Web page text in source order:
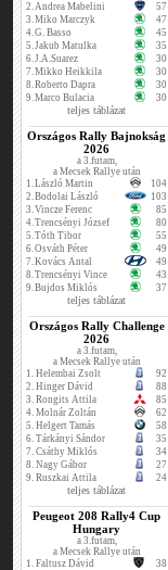
2.Andrea Mabelini
57
3.Miko Marczyk
47
4.G. Basso
45
5.Jakub Matulka
35
6.J.A.Suarez
30
7.Mikko Heikkila
30
8.Roberto Dapra
30
9.Marco Bulacia 30
teljes táblázat
Országos Rally Bajnokság
2026
a 3.futam,
a Mecsek Rallye után
1.László Martin
104
2.Bodolai László
103
3.Vincze Ferenc
85
4.Trencsényi József
80
5.Tóth Tibor
55
6.Osváth Péter
49
7.Kovács Antal
49
8.Trencsényi Vince
43
9.Bujdos Miklós 37
teljes táblázat
Országos Rally Challenge
2026
a 3.futam,
a Mecsek Rallye után
1. Helembai Zsolt
92
2. Hinger Dávid
88
3. Rongits Attila
85
4. Molnár Zoltán
62
5. Helgert Tamás
58
6. Tárkányi Sándor
35
7. Csáthy Miklós
34
8. Nagy Gábor
27
9. Ruszkai Attila 24
teljes táblázat
Peugeot 208 Rally4 Cup
Hungary
a 3.futam,
a Mecsek Rallye után
1. Faltusz Dávid
38